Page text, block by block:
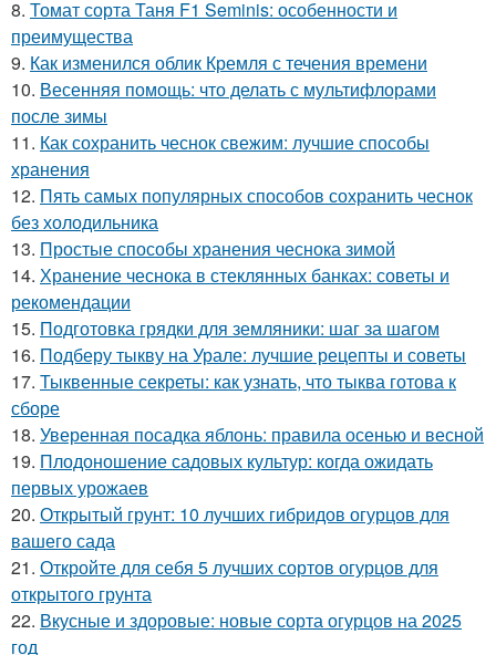
8. Томат сорта Таня F1 Seminis: особенности и
преимущества
9. Как изменился облик Кремля с течения времени
10. Весенняя помощь: что делать с мультифлорами
после зимы
11. Как сохранить чеснок свежим: лучшие способы
хранения
12. Пять самых популярных способов сохранить чеснок
без холодильника
13. Простые способы хранения чеснока зимой
14. Хранение чеснока в стеклянных банках: советы и
рекомендации
15. Подготовка грядки для земляники: шаг за шагом
16. Подберу тыкву на Урале: лучшие рецепты и советы
17. Тыквенные секреты: как узнать, что тыква готова к
сборе
18. Уверенная посадка яблонь: правила осенью и весной
19. Плодоношение садовых культур: когда ожидать
первых урожаев
20. Открытый грунт: 10 лучших гибридов огурцов для
вашего сада
21. Откройте для себя 5 лучших сортов огурцов для
открытого грунта
22. Вкусные и здоровые: новые сорта огурцов на 2025
год